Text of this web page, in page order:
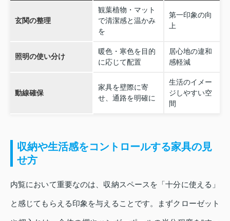
玄関の整理
観葉植物・マット
で清潔感と温かみ
を
第一印象の向
上
照明の使い分け
暖色・寒色を目的
に応じて配置
居心地の違和
感軽減
動線確保
家具を壁際に寄
せ、通路を明確に
生活のイメー
ジしやすい空
間
収納や生活感をコントロールする家具の見
せ方
内覧において重要なのは、収納スペースを「十分に使える」
と感じてもらえる印象を与えることです。まずクローゼット